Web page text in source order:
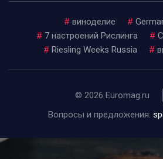
# виноделие #
# 7 настроений Рислинга #
# Riesling Weeks Russia #
© 2026 Euromag.ru
Вопросы и предложения: